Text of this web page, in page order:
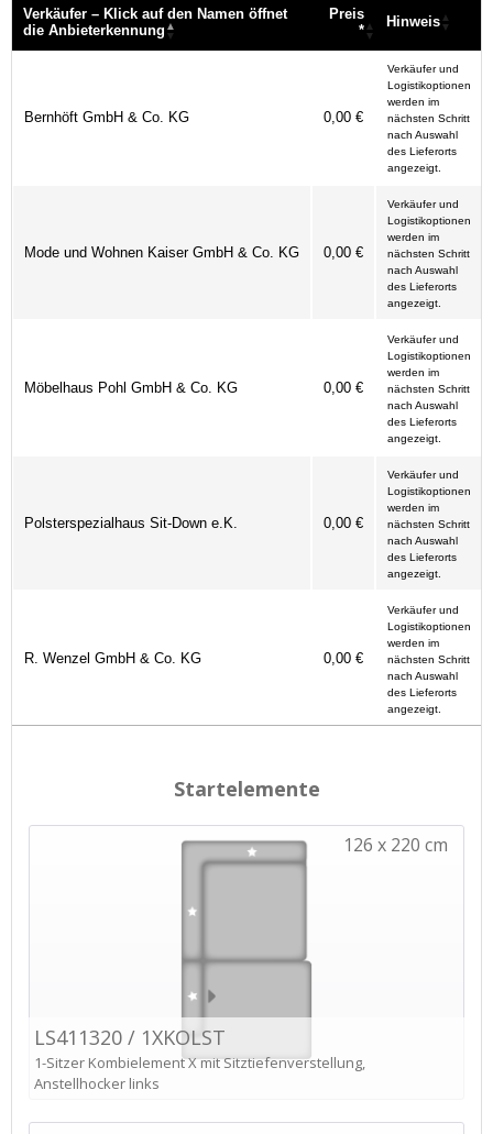
Verkäufer – Klick auf den Namen öffnet
die Anbieterkennung
Preis
*
Hinweis
Bernhöft GmbH & Co. KG 0,00 €
Verkäufer und
Logistikoptionen
werden im
nächsten Schritt
nach Auswahl
des Lieferorts
angezeigt.
Mode und Wohnen Kaiser GmbH & Co. KG 0,00 €
Verkäufer und
Logistikoptionen
werden im
nächsten Schritt
nach Auswahl
des Lieferorts
angezeigt.
Möbelhaus Pohl GmbH & Co. KG 0,00 €
Verkäufer und
Logistikoptionen
werden im
nächsten Schritt
nach Auswahl
des Lieferorts
angezeigt.
Polsterspezialhaus Sit-Down e.K. 0,00 €
Verkäufer und
Logistikoptionen
werden im
nächsten Schritt
nach Auswahl
des Lieferorts
angezeigt.
R. Wenzel GmbH & Co. KG 0,00 €
Verkäufer und
Logistikoptionen
werden im
nächsten Schritt
nach Auswahl
des Lieferorts
angezeigt.